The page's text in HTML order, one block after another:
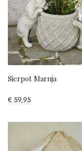
Sierpot Marnja
€ 59,95